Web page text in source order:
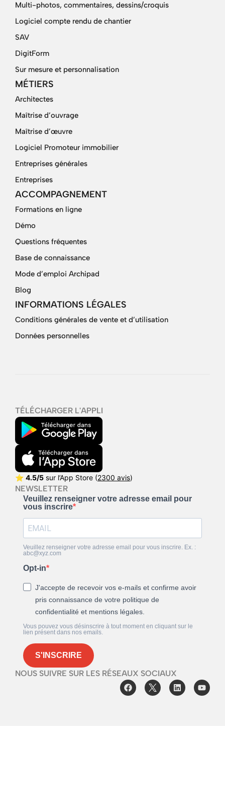
Multi-photos, commentaires, dessins/croquis
Logiciel compte rendu de chantier
SAV
DigitForm
Sur mesure et personnalisation
MÉTIERS
Architectes
Maîtrise d’ouvrage
Maîtrise d’œuvre
Logiciel Promoteur immobilier
Entreprises générales
Entreprises
ACCOMPAGNEMENT
Formations en ligne
Démo
Questions fréquentes
Base de connaissance
Mode d’emploi Archipad
Blog
INFORMATIONS LÉGALES
Conditions générales de vente et d’utilisation
Données personnelles
TÉLÉCHARGER L'APPLI
⭐ 4.5/5 sur l’App Store (2300 avis)
NEWSLETTER
Veuillez renseigner votre adresse email pour
vous inscrire
Veuillez renseigner votre adresse email pour vous inscrire. Ex. :
abc@xyz.com
Opt-in
J'accepte de recevoir vos e-mails et confirme avoir
pris connaissance de votre politique de
confidentialité et mentions légales.
Vous pouvez vous désinscrire à tout moment en cliquant sur le
lien présent dans nos emails.
S'INSCRIRE
NOUS SUIVRE SUR LES RÉSEAUX SOCIAUX